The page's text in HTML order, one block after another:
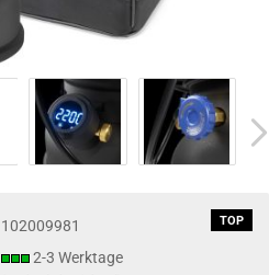
TOP
102009981
2-3 Werktage